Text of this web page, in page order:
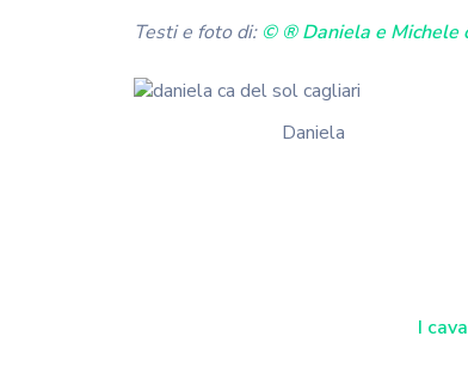
Testi e foto di:© ® Daniela e Michele
Daniela
I